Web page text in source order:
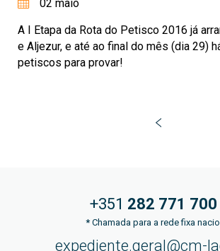
02 maio
A I Etapa da Rota do Petisco 2016 já
e Aljezur, e até ao final do mês (dia 29)
petiscos para provar!
+351 282 771 700
*Chamada para a rede fixa
expediente.geral@cm-